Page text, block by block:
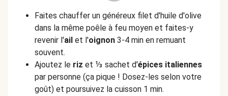
Faites chauffer un généreux filet d'huile d'olive
dans la même poêle à feu moyen et faites-y
revenir l'ail et l'oignon 3-4 min en remuant
souvent.
Ajoutez le riz et ⅓ sachet d'épices italiennes
par personne (ça pique ! Dosez-les selon votre
goût) et poursuivez la cuisson 1 min.